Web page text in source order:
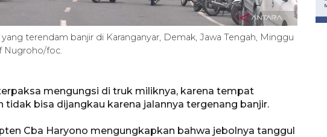
terendam banjir di Karanganyar, Demak, Jawa Tengah, Minggu
Nugroho/foc.
mengungsi di truk miliknya, karena tempat
tidak bisa dijangkau karena jalannya tergenang banjir.
Cba Haryono mengungkapkan bahwa jebolnya tanggul
2026-08-07 18:00:00